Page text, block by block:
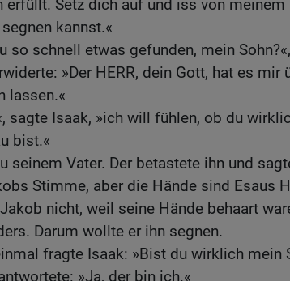
erfüllt. Setz dich auf und iss von meinem
kannst.«
so schnell etwas gefunden, mein
»Der HERR, dein Gott, hat es mir
lassen.«
sagte Isaak, »ich will fühlen, ob du
bist.«
seinem Vater. Der betastete ihn und
Stimme, aber die Hände sind Esaus
nicht, weil seine Hände behaart
Darum wollte er ihn segnen.
fragte Isaak: »Bist du wirklich mein
»Ja, der bin ich.«